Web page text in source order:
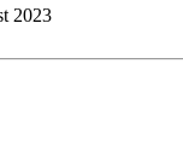
2023